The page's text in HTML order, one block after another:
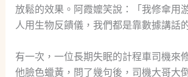
放鬆的效果。阿霞嬤笑說：「我修傘用
人用生物反饋儀，我們都是靠數據講話的
有一次，一位長期失眠的計程車司機來
他臉色蠟黃，問了幾句後，司機大哥大